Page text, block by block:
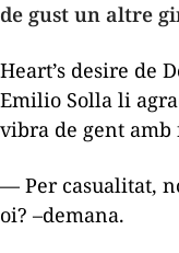
de gust un altre
Heart’s desire de
Emilio Solla li
vibra de gent
— Per casualitat,
oi? –demana.